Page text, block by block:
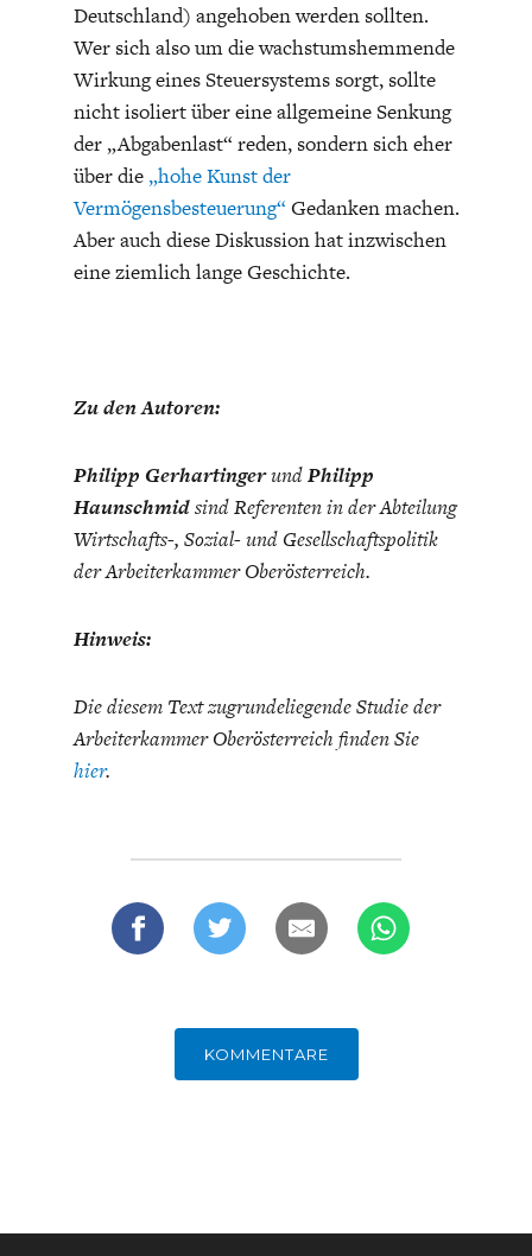
Deutschland) angehoben werden sollten.
Wer sich also um die wachstumshemmende
Wirkung eines Steuersystems sorgt, sollte
nicht isoliert über eine allgemeine Senkung
der „Abgabenlast“ reden, sondern sich eher
über die „hohe Kunst der
Vermögensbesteuerung“ Gedanken machen.
Aber auch diese Diskussion hat inzwischen
eine ziemlich lange Geschichte.
Zu den Autoren:
Philipp GerhartingerundPhilipp
Haunschmidsind Referenten in der Abteilung
Wirtschafts-, Sozial- und Gesellschaftspolitik
der Arbeiterkammer Oberösterreich.
Hinweis:
Die diesem Text zugrundeliegende Studie der
Arbeiterkammer Oberösterreich finden Sie
hier.
KOMMENTARE